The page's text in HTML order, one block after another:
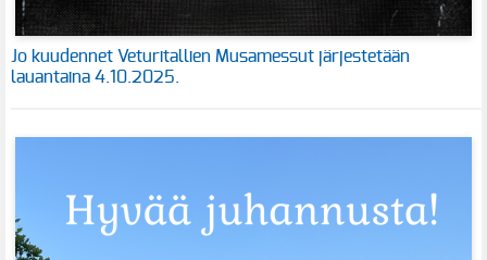
Jo kuudennet Veturitallien Musamessut järjestetään
lauantaina 4.10.2025.